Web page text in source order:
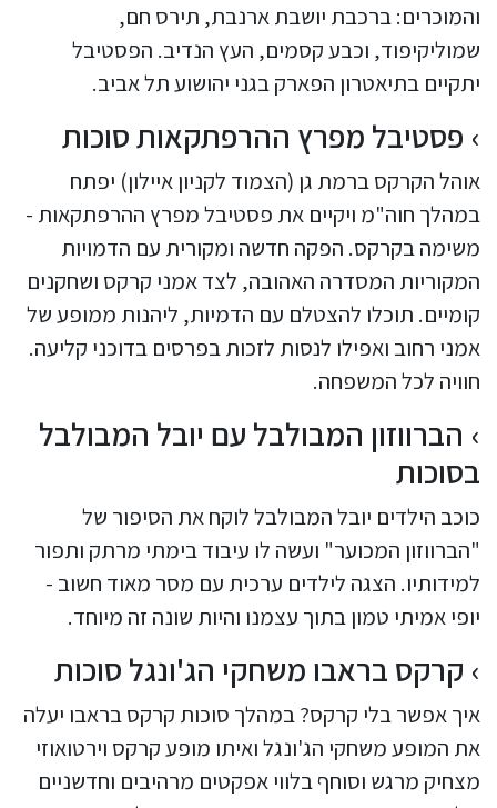
והמוכרים: ברכבת יושבת ארנבת, תירס חם,
שמוליקיפוד, וכבע קסמים, העץ הנדיב. הפסטיבל
יתקיים בתיאטרון הפארק בגני יהושוע תל אביב.
פסטיבל מפרץ ההרפתקאות סוכות
אוהל הקרקס ברמת גן (הצמוד לקניון איילון) יפתח
במהלך חוה"מ ויקיים את פסטיבל מפרץ ההרפתקאות -
משימה בקרקס. הפקה חדשה ומקורית עם הדמויות
המקוריות המסדרה האהובה, לצד אמני קרקס ושחקנים
קומיים. תוכלו להצטלם עם הדמיות, ליהנות ממופע של
אמני רחוב ואפילו לנסות לזכות בפרסים בדוכני קליעה.
חוויה לכל המשפחה.
הברווזון המבולבל עם יובל המבולבל
בסוכות
כוכב הילדים יובל המבולבל לוקח את הסיפור של
"הברווזון המכוער" ועשה לו עיבוד בימתי מרתק ותפור
למידותיו. הצגה לילדים ערכית עם מסר מאוד חשוב -
יופי אמיתי טמון בתוך עצמנו והיות שונה זה מיוחד.
קרקס בראבו משחקי הג'ונגל סוכות
איך אפשר בלי קרקס? במהלך סוכות קרקס בראבו יעלה
את המופע משחקי הג'ונגל ואיתו מופע קרקס וירטואוזי
מצחיק מרגש וסוחף בלווי אפקטים מרהיבים וחדשניים